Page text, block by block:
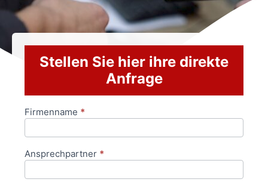
Stellen Sie hier ihre direkte
Anfrage
Anfrageformular
Firmenname *
Ansprechpartner *